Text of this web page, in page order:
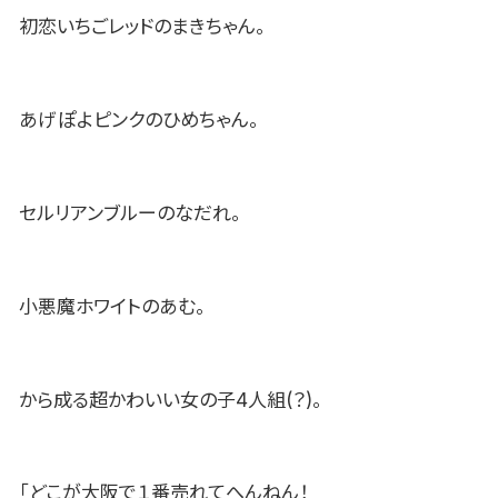
初恋いちごレッドのまきちゃん。
あげぽよピンクのひめちゃん。
セルリアンブルーのなだれ。
小悪魔ホワイトのあむ。
から成る超かわいい女の子4人組(？)。
「どこが大阪で１番売れてへんねん！